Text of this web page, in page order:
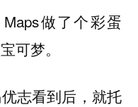
做了个彩蛋
可梦。
志看到后，就托